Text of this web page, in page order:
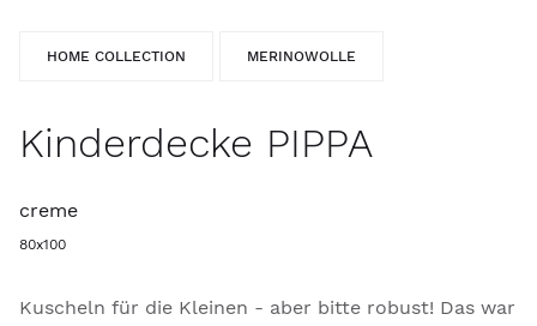
HOME COLLECTION MERINOWOLLE
Kinderdecke PIPPA
creme
80x100
Kuscheln für die Kleinen - aber bitte robust! Das war